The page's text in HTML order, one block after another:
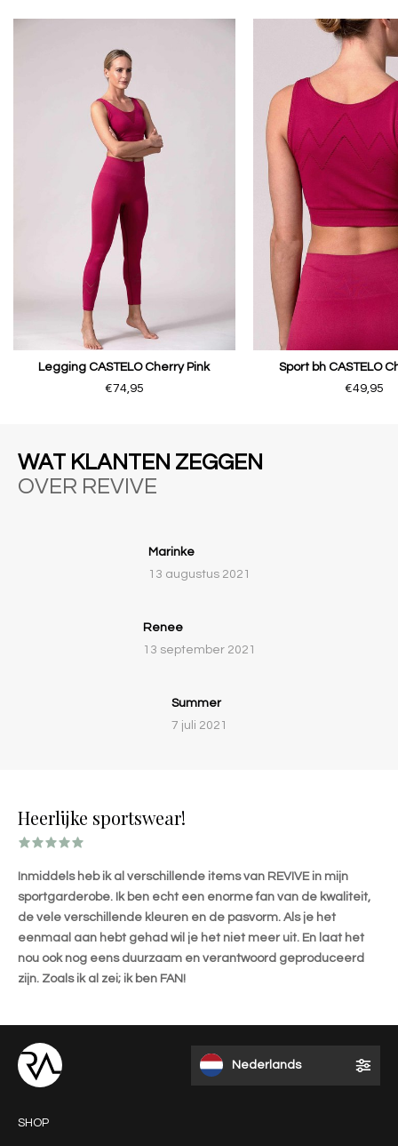
Legging CASTELO Cherry Pink
€74,95
Sport bh CASTELO
€49,95
WAT KLANTEN ZEGGEN
OVER REVIVE
Marinke
13 augustus 2021
Renee
13 september 2021
Summer
7 juli 2021
Heerlijke sportswear!
Inmiddels heb ik al verschillende items van REVIVE in mijn
sportgarderobe. Ik ben echt een enorme fan van de kwaliteit,
de vele verschillende kleuren en de pasvorm. Als je het
eenmaal aan hebt gehad wil je het niet meer uit. En laat het
nou ook nog eens duurzaam en verantwoord geproduceerd
zijn. Zoals ik al zei; ik ben FAN!
Nederlands
SHOP